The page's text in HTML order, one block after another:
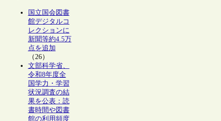
国立国会図書
館デジタルコ
レクションに
新聞等約4.5万
点を追加
（26）
文部科学省、
令和8年度全
国学力・学習
状況調査の結
果を公表：読
書時間や図書
館の利用頻度